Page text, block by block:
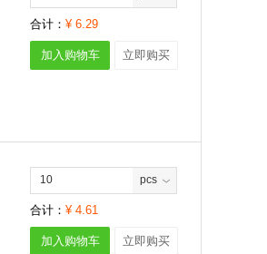
合计： ¥ 6.29
加入购物车 立即购买
pcs
合计： ¥ 4.61
加入购物车 立即购买